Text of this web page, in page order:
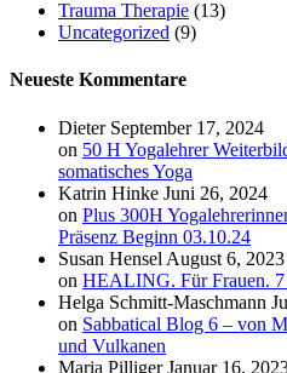
Trauma Therapie (13)
Uncategorized (9)
Neueste Kommentare
Dieter September 17, 2024
on 50 H Yogalehrer
somatisches Yoga
Katrin Hinke Juni 26, 2024
on Plus 300H
Präsenz Beginn 03.10.24
Susan Hensel August 6, 2023
on HEALING. Für Frauen.
Helga Schmitt-Maschmann
on Sabbatical Blog 6 – von
und Vulkanen
Maria Pilliger Januar 16,